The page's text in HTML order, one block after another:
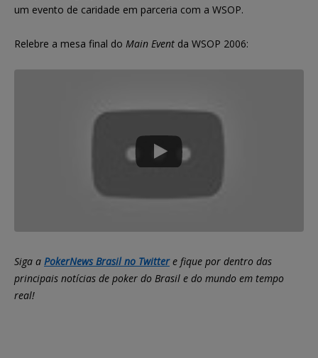
um evento de caridade em parceria com a WSOP.
Relebre a mesa final do Main Event da WSOP 2006:
Siga a PokerNews Brasil no Twittere fique por dentro das
principais notícias de poker do Brasil e do mundo em tempo
real!